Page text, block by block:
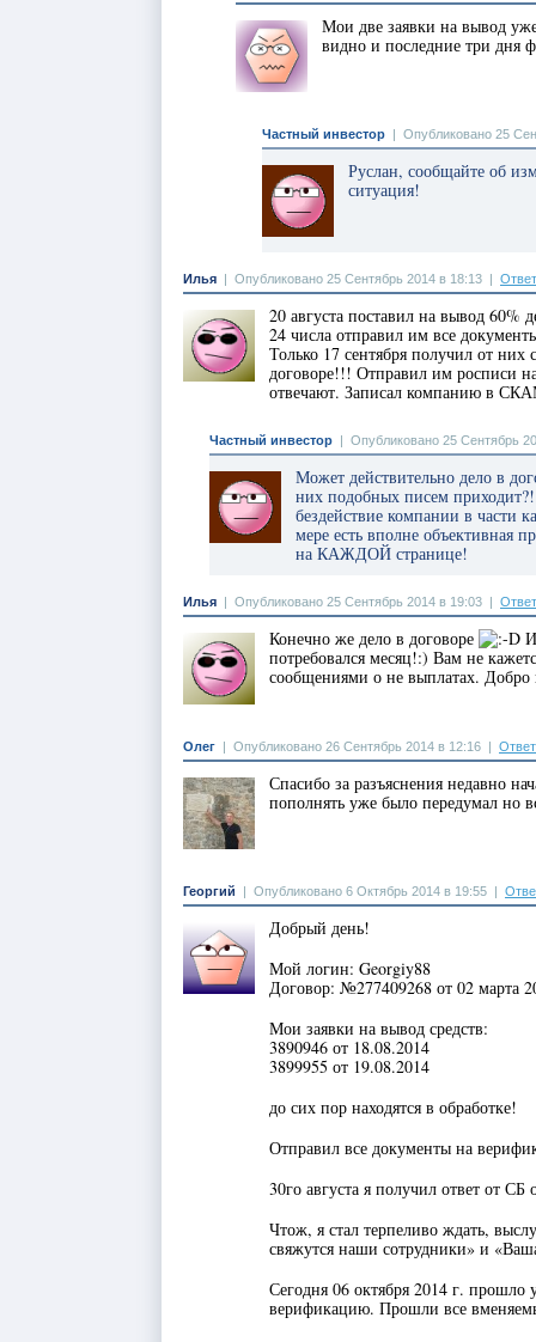
Мои две заявки на вывод
видно и последние три дня
Частный инвестор | Опубликовано 25
Руслан, сообщайте об
ситуация!
Илья | Опубликовано 25 Сентябрь 2014 в 18:13 |
20 августа поставил на вывод 60%
24 числа отправил им все
Только 17 сентября получил от них
договоре!!! Отправил им росписи
отвечают. Записал компанию в
Частный инвестор | Опубликовано 25 Сентябрь
Может действительно дело в
них подобных писем
бездействие компании в части
мере есть вполне объективная
на КАЖДОЙ странице!
Илья | Опубликовано 25 Сентябрь 2014 в 19:03 |
Конечно же дело в договоре
потребовался месяц!:) Вам не
сообщениями о не выплатах. Добро
Олег | Опубликовано 26 Сентябрь 2014 в 12:16 |
Спасибо за разъяснения недавно
пополнять уже было передумал но
Георгий | Опубликовано 6 Октябрь 2014 в 19:55 |
Добрый день!
Мой логин: Georgiy88
Договор: №277409268 от 02 марта
Мои заявки на вывод средств:
3890946 от 18.08.2014
3899955 от 19.08.2014
до сих пор находятся в обработке!
Отправил все документы на
30го августа я получил ответ от
Чтож, я стал терпеливо ждать,
свяжутся наши сотрудники» и
Сегодня 06 октября 2014 г.
верификацию. Прошли все